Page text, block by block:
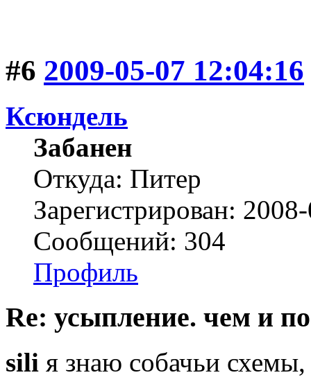
#6 2009-05-07 12:04:16
Ксюндель
Забанен
Откуда: Питер
Зарегистрирован:
Сообщений: 304
Профиль
Re: усыпление. чем и
sili я знаю собачьи